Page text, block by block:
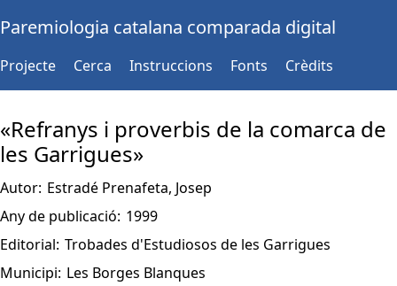
Paremiologia catalana comparada digital
Projecte Cerca Instruccions Fonts Crèdits
«Refranys i proverbis de la comarca de
les Garrigues»
Autor: Estradé Prenafeta, Josep
Any de publicació: 1999
Editorial: Trobades d'Estudiosos de les Garrigues
Municipi: Les Borges Blanques